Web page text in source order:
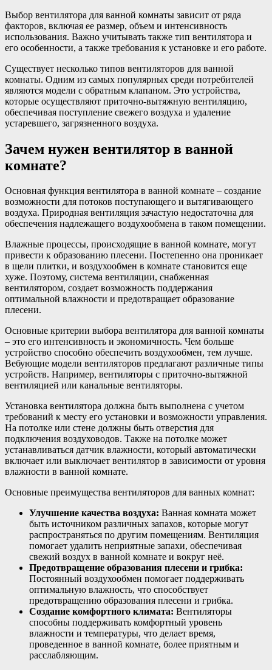
Выбор вентилятора для ванной комнаты зависит от ряда
факторов, включая ее размер, объем и интенсивность
использования. Важно учитывать также тип вентилятора и
его особенности, а также требования к установке и его работе.
Существует несколько типов вентиляторов для ванной
комнаты. Одним из самых популярных среди потребителей
являются модели с обратным клапаном. Это устройства,
которые осуществляют приточно-вытяжную вентиляцию,
обеспечивая поступление свежего воздуха и удаление
устаревшего, загрязненного воздуха.
Зачем нужен вентилятор в ванной
комнате?
Основная функция вентилятора в ванной комнате – создание
возможности для потоков поступающего и вытягивающего
воздуха. Природная вентиляция зачастую недостаточна для
обеспечения надлежащего воздухообмена в таком помещении.
Влажные процессы, происходящие в ванной комнате, могут
привести к образованию плесени. Постепенно она проникает
в щели плитки, и воздухообмен в комнате становится еще
хуже. Поэтому, система вентиляции, снабженная
вентилятором, создает возможность поддержания
оптимальной влажности и предотвращает образование
плесени.
Основные критерии выбора вентилятора для ванной комнаты
– это его интенсивность и экономичность. Чем больше
устройство способно обеспечить воздухообмен, тем лучше.
Вебующие модели вентиляторов предлагают различные типы
устройств. Например, вентиляторы с приточно-вытяжной
вентиляцией или канальные вентиляторы.
Установка вентилятора должна быть выполнена с учетом
требований к месту его установки и возможности управления.
На потолке или стене должны быть отверстия для
подключения воздуховодов. Также на потолке может
устанавливаться датчик влажности, который автоматически
включает или выключает вентилятор в зависимости от уровня
влажности в ванной комнате.
Основные преимущества вентиляторов для ванных комнат:
Улучшение качества воздуха: Ванная комната может
быть источником различных запахов, которые могут
распространяться по другим помещениям. Вентиляция
помогает удалить неприятные запахи, обеспечивая
свежий воздух в ванной комнате и вокруг неё.
Предотвращение образования плесени и грибка:
Постоянный воздухообмен помогает поддерживать
оптимальную влажность, что способствует
предотвращению образования плесени и грибка.
Создание комфортного климата: Вентиляторы
способны поддерживать комфортный уровень
влажности и температуры, что делает время,
проведенное в ванной комнате, более приятным и
расслабляющим.